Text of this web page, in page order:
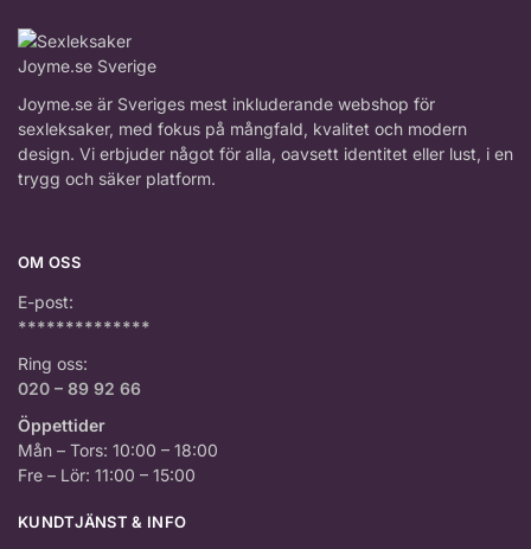
Joyme.se är Sveriges mest inkluderande webshop för
sexleksaker, med fokus på mångfald, kvalitet och modern
design. Vi erbjuder något för alla, oavsett identitet eller lust, i en
trygg och säker platform.
OM OSS
E-post:
**************
Ring oss:
020 – 89 92 66
Öppettider
Mån – Tors: 10:00 – 18:00
Fre – Lör: 11:00 – 15:00
KUNDTJÄNST & INFO